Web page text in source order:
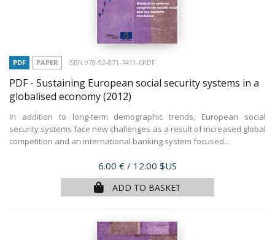
PDF PAPER ISBN 978-92-871-7411-6PDF
PDF - Sustaining European social security systems in a
globalised economy(2012)
In addition to long-term demographic trends, European social
security systems face new challenges as a result of increased global
competition and an international banking system focused...
Price
6.00 € / 12.00 $US
ADD TO BASKET